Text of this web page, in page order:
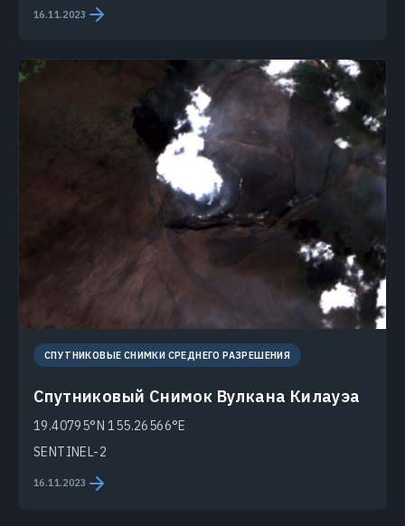
16.11.2023
СПУТНИКОВЫЕ СНИМКИ СРЕДНЕГО РАЗРЕШЕНИЯ
Спутниковый Снимок Вулкана Килауэа
19.40795°N 155.26566°E
SENTINEL-2
16.11.2023